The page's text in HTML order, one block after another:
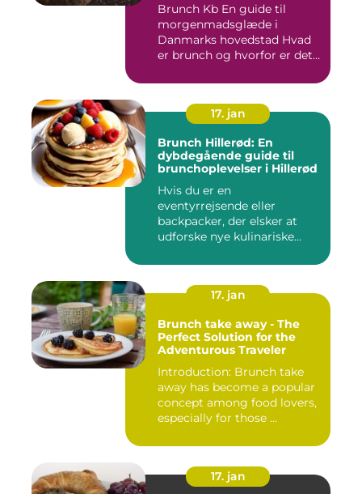
Brunch Kb En guide til
morgenmadsglæde i
Danmarks hovedstad Hvad
er brunch og hvorfor er det
17. jan
Brunch Hillerød: En
dybdegående guide til
brunchoplevelser i Hillerød
Hvis du er en
eventyrrejsende eller
backpacker, der elsker at
udforske nye kulinariske
17. jan
Brunch take away - The
Perfect Solution for the
Adventurous Traveler
Introduction: Brunch take
away has become a popular
concept among food lovers,
especially for those ...
17. jan